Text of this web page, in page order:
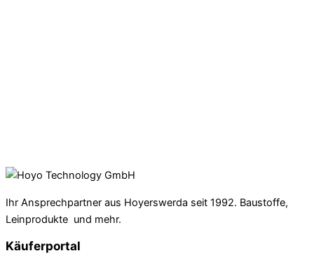
Ihr Ansprechpartner aus Hoyerswerda seit 1992. Baustoffe,
Leinprodukte und mehr.
Käuferportal